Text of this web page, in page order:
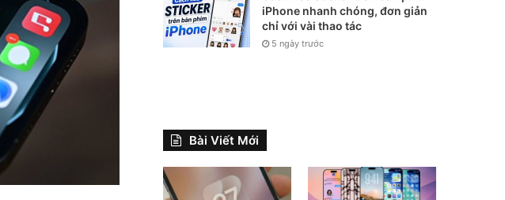
iPhone nhanh chóng, đơn giản
chỉ với vài thao tác
5 ngày trước
Bài Viết Mới